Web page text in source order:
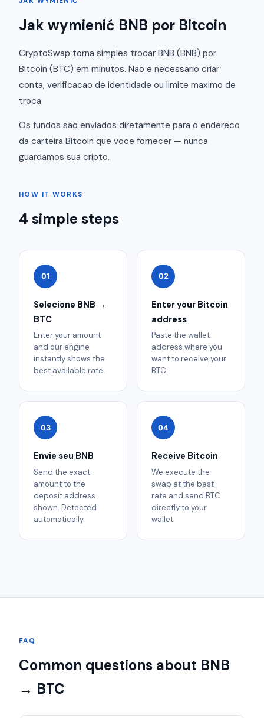
Jak wymienić BNB por Bitcoin
CryptoSwap torna simples trocar BNB (BNB) por
Bitcoin (BTC) em minutos. Nao e necessario criar
conta, verificacao de identidade ou limite maximo de
troca.
Os fundos sao enviados diretamente para o endereco
da carteira Bitcoin que voce fornecer — nunca
guardamos sua cripto.
HOW IT WORKS
4 simple steps
01
Selecione BNB →
BTC
Enter your amount
and our engine
instantly shows the
best available rate.
02
Enter your Bitcoin
address
Paste the wallet
address where you
want to receive your
BTC.
03
Envie seu BNB
Send the exact
amount to the
deposit address
shown. Detected
automatically.
04
Receive Bitcoin
We execute the
swap at the best
rate and send BTC
directly to your
wallet.
FAQ
Common questions about BNB
→ BTC